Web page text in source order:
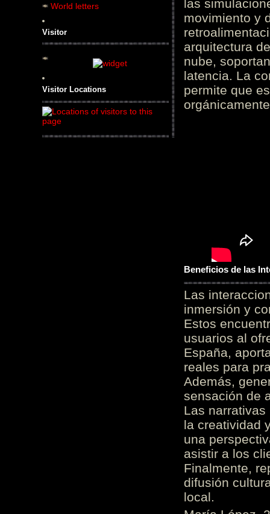
World letters
Visitor
Visitor Locations
las
movimiento y
arquitectura
nube,
latencia. La
permite que
Beneficios de las
Las
inmersión y
Estos
usuarios al
España,
reales para
Además,
sensación de
Las
la creatividad
una
asistir a los
Finalmente,
difusión
local.